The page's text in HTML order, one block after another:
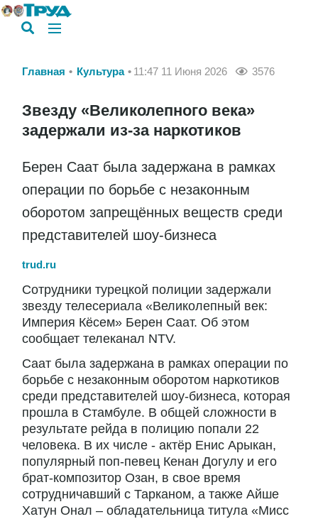
Главная Культура 11:47 11 Июня 2026 3576
Звезду «Великолепного века»
задержали из-за наркотиков
Берен Саат была задержана в рамках
операции по борьбе с незаконным
оборотом запрещённых веществ среди
представителей шоу-бизнеса
trud.ru
Сотрудники турецкой полиции задержали
звезду телесериала «Великолепный век:
Империя Кёсем» Берен Саат. Об этом
сообщает телеканал NTV.
Саат была задержана в рамках операции по
борьбе с незаконным оборотом наркотиков
среди представителей шоу-бизнеса, которая
прошла в Стамбуле. В общей сложности в
результате рейда в полицию попали 22
человека. В их числе - актёр Енис Арыкан,
популярный поп-певец Кенан Догулу и его
брат-композитор Озан, в свое время
сотрудничавший с Тарканом, а также Айше
Хатун Онал – обладательница титула «Мисс